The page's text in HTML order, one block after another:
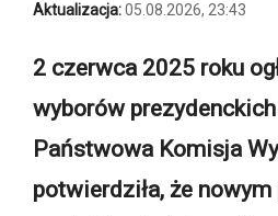
Aktualizacja:05.08.2026, 23:43
2 czerwca 2025 roku
wyborów
Państwowa Komisja
potwierdziła, że